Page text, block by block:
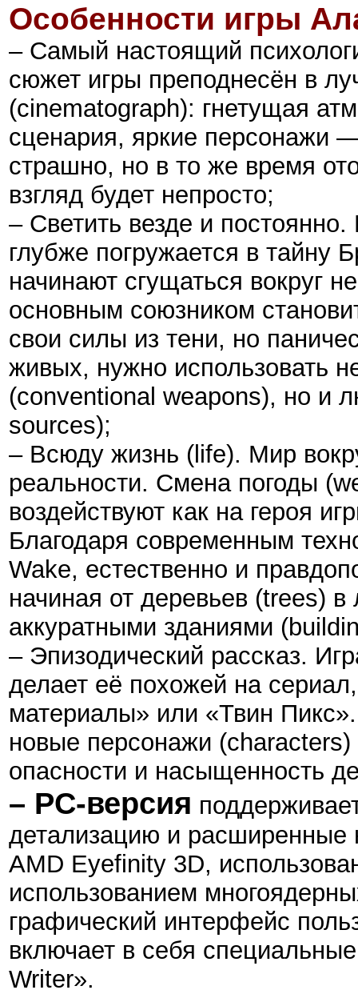
Особенности игры
– Самый настоящий
сюжет игры преподнесён в
(cinematograph): гнетущая
сценария, яркие персонажи
страшно, но в то же время
взгляд будет непросто;
– Светить везде и
глубже погружается в тайну
начинают сгущаться вокруг
основным союзником
свои силы из тени, но
живых, нужно использовать
(conventional weapons), но и
sources);
– Всюду жизнь (life). Мир
реальности. Смена погоды
воздействуют как на героя
Благодаря современным
Wake, естественно и
начиная от деревьев (trees)
аккуратными зданиями
– Эпизодический рассказ.
делает её похожей на
материалы» или «Твин
новые персонажи
опасности и насыщенность
– PC-версия
детализацию и расширенные
AMD Eyefinity 3D,
использованием
графический интерфейс
включает в себя
Writer».